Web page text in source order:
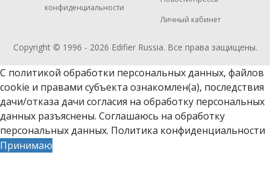
конфиденциальности
Личный кабинет
Copyright © 1996 - 2026 EdifierRussia. Все права защищены.
С политикой обработки персональных данных, файлов
cookie и правами субъекта ознакомлен(а), последствия
дачи/отказа дачи согласия на обработку персональных
данных разъяснены. Соглашаюсь на обработку
персональных данных. Политика конфиденциальности
Принимаю